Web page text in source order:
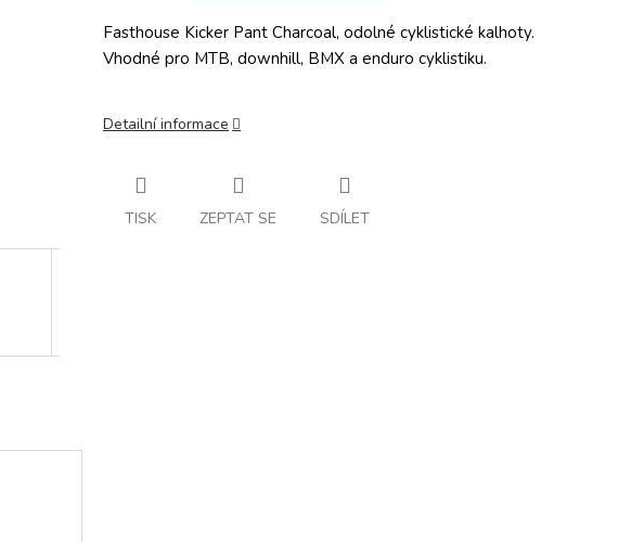
Fasthouse Kicker Pant Charcoal, odolné cyklistické kalhoty.
Vhodné pro MTB, downhill, BMX a enduro cyklistiku.
Detailní informace
TISK ZEPTAT SE SDÍLET